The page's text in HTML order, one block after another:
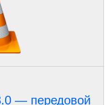
— передовой